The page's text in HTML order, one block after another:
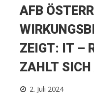
AFB
ZEIGT: IT –
ZAHLT
2. Juli 2024